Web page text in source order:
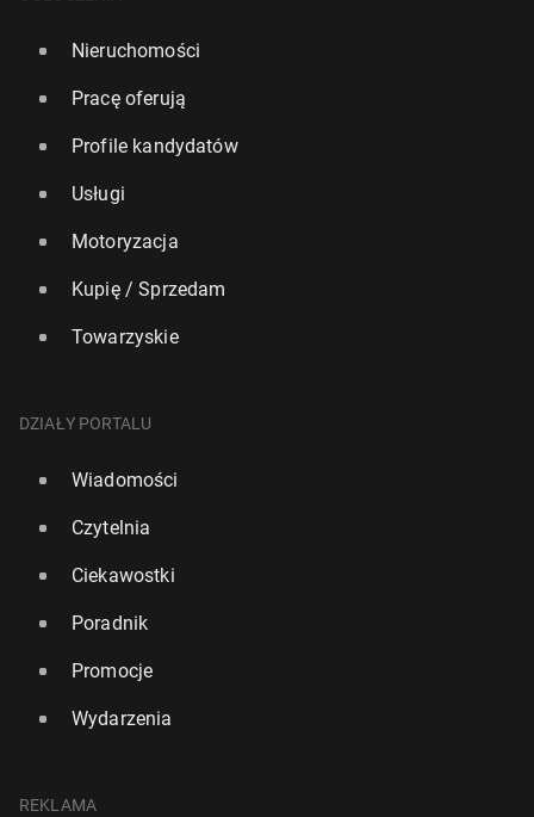
Nieruchomości
Pracę oferują
Profile kandydatów
Usługi
Motoryzacja
Kupię / Sprzedam
Towarzyskie
DZIAŁY PORTALU
Wiadomości
Czytelnia
Ciekawostki
Poradnik
Promocje
Wydarzenia
REKLAMA